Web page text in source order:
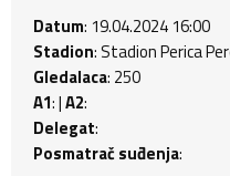
Datum: 19.04.2024 16:00
Stadion: Stadion Perica
Gledalaca: 250
A1: |A2:
Delegat:
Posmatrač suđenja: